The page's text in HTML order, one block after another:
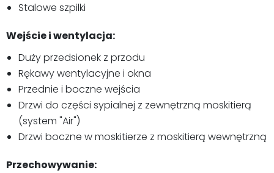
Stalowe szpilki
Wejście i wentylacja:
Duży przedsionek z przodu
Rękawy wentylacyjne i okna
Przednie i boczne wejścia
Drzwi do części sypialnej z zewnętrzną moskitierą
(system "Air")
Drzwi boczne w moskitierze z moskitierą wewnętrzną
Przechowywanie: